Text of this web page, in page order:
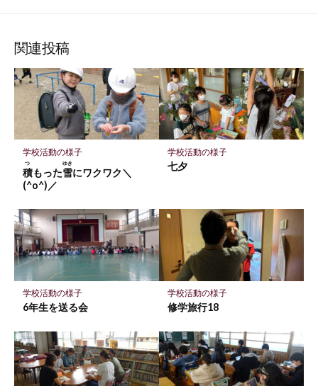
ェ
ッ
ク
マ
ー
ク
に
保
存
関連投稿
学校活動の様子
積
つ
もった雪
ゆき
にワクワク＼
(^o^)／
学校活動の様子
七夕
学校活動の様子
6年生を送る会
学校活動の様子
修学旅行18